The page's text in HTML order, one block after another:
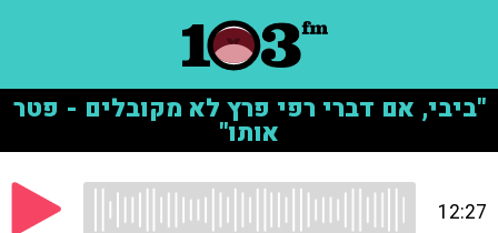
"ביבי, אם דברי רפי פרץ לא מקובלים - פטר
אותו"
12:27